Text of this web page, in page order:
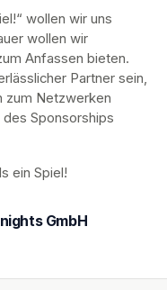
wollen wir uns
wollen wir
Anfassen bieten.
Partner sein,
zum Netzwerken
Sponsorships
ein Spiel!
GmbH